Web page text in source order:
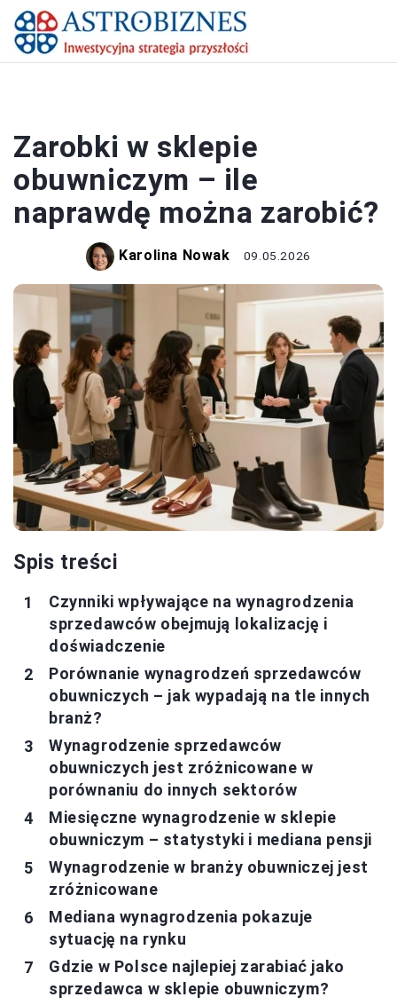
Zarobki w sklepie
obuwniczym – ile
naprawdę można zarobić?
Karolina Nowak 09.05.2026
Spis treści
Czynniki wpływające na wynagrodzenia
sprzedawców obejmują lokalizację i
doświadczenie
Porównanie wynagrodzeń sprzedawców
obuwniczych – jak wypadają na tle innych
branż?
Wynagrodzenie sprzedawców
obuwniczych jest zróżnicowane w
porównaniu do innych sektorów
Miesięczne wynagrodzenie w sklepie
obuwniczym – statystyki i mediana pensji
Wynagrodzenie w branży obuwniczej jest
zróżnicowane
Mediana wynagrodzenia pokazuje
sytuację na rynku
Gdzie w Polsce najlepiej zarabiać jako
sprzedawca w sklepie obuwniczym?